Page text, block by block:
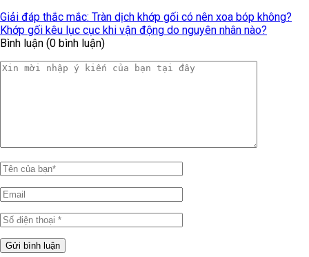
Giải đáp thắc mắc: Tràn dịch khớp gối có nên xoa bóp không?
Khớp gối kêu lục cục khi vận động do nguyên nhân nào?
Bình luận (0 bình luận)